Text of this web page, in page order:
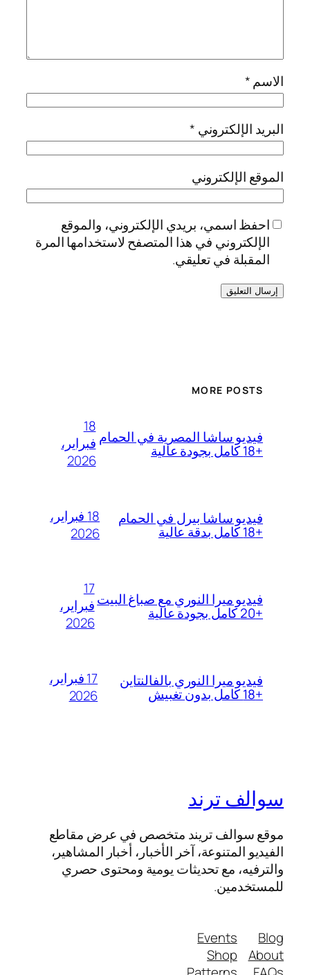
الاسم*
البريد الإلكتروني *
الموقع الإلكتروني
احفظ اسمي، بريدي الإلكتروني، والموقع
الإلكتروني في هذا المتصفح لاستخدامها المرة
المقبلة في تعليقي.
MORE POSTS
فيديو ساشا المصرية في الحمام
+18 كامل بجودة عالية
18
فبراير،
2026
فيديو ساشا بيرل في الحمام
+18 كامل بدقة عالية
18 فبراير،
2026
فيديو ميرا النوري مع صباغ البيت
+20 كامل بجودة عالية
17
فبراير،
2026
فيديو ميرا النوري بالفالنتاين
+18 كامل بدون تغبيش
17 فبراير،
2026
سوالف ترند
موقع سوالف تريند متخصص في عرض مقاطع
الفيديو المتنوعة، آخر الأخبار، أخبار المشاهير،
والترفيه، مع تحديثات يومية ومحتوى حصري
للمستخدمين.
Blog
About
Events
Shop